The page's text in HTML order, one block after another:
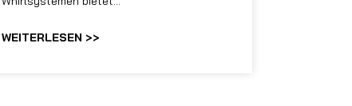
WEITERLESEN >>